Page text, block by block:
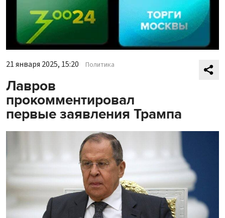
21 января 2025, 15:20 Политика
Лавров
прокомментировал
первые заявления Трампа